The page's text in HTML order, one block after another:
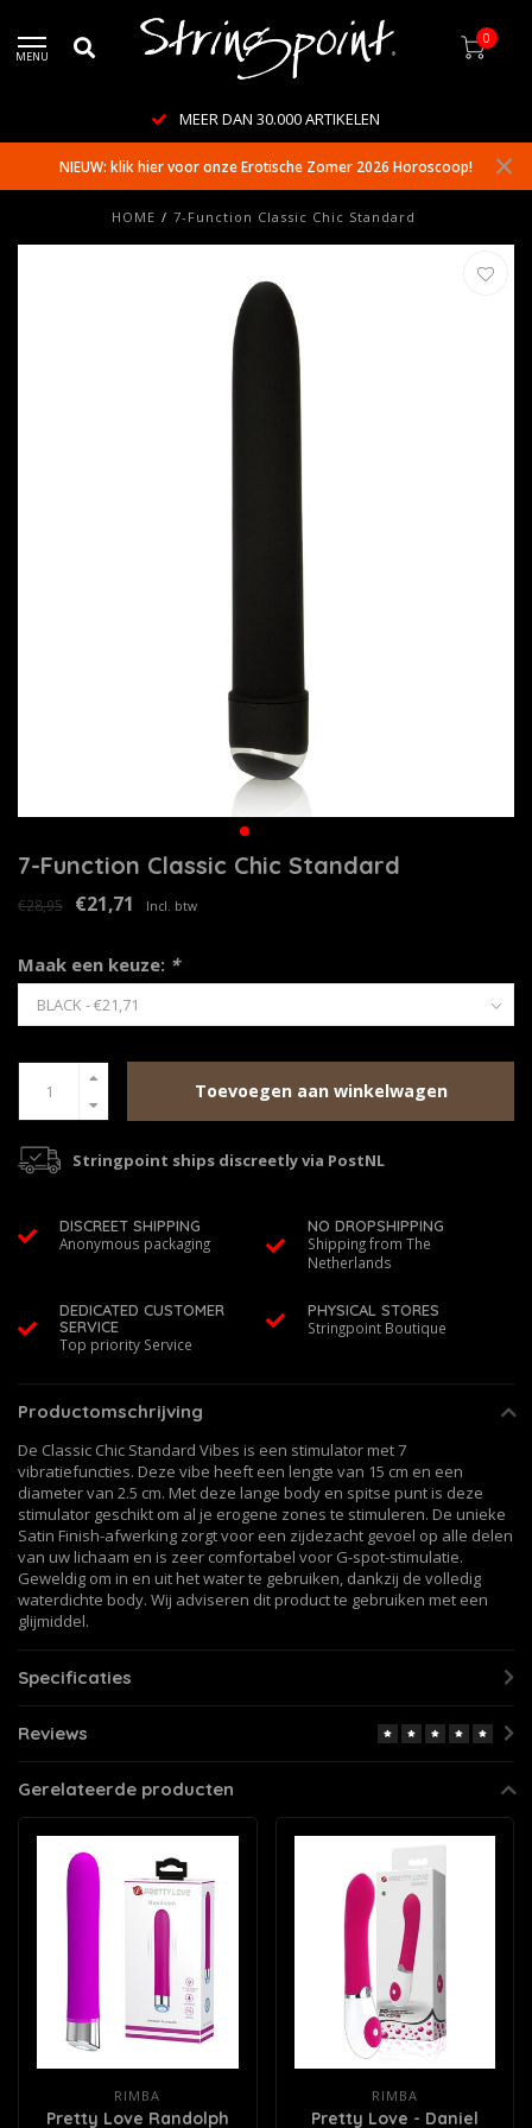
MENU
0
MEER DAN 30.000 ARTIKELEN
NIEUW: klik hier voor onze Erotische Zomer 2026 Horoscoop!
HOME / 7-Function Classic Chic Standard
7-Function Classic Chic Standard
€28,95 €21,71 Incl. btw
Maak een keuze: *
Toevoegen aan winkelwagen
Stringpoint ships discreetly via PostNL
DISCREET SHIPPING
Anonymous packaging
NO DROPSHIPPING
Shipping from The
Netherlands
DEDICATED CUSTOMER
SERVICE
Top priority Service
PHYSICAL STORES
Stringpoint Boutique
Productomschrijving
De Classic Chic Standard Vibes is een stimulator met 7
vibratiefuncties. Deze vibe heeft een lengte van 15 cm en een
diameter van 2.5 cm. Met deze lange body en spitse punt is deze
stimulator geschikt om al je erogene zones te stimuleren. De unieke
Satin Finish-afwerking zorgt voor een zijdezacht gevoel op alle delen
van uw lichaam en is zeer comfortabel voor G-spot-stimulatie.
Geweldig om in en uit het water te gebruiken, dankzij de volledig
waterdichte body. Wij adviseren dit product te gebruiken met een
glijmiddel.
Specificaties
Reviews
Gerelateerde producten
RIMBA
Pretty Love Randolph
RIMBA
Pretty Love - Daniel